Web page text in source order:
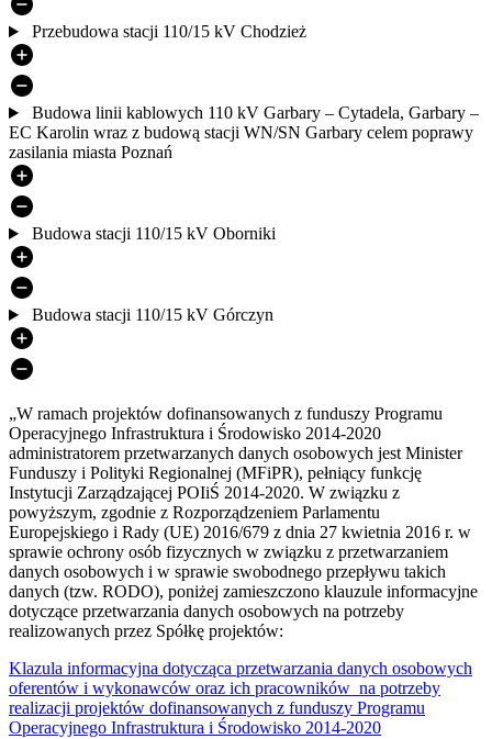
Przebudowa stacji 110/15 kV Chodzież
Budowa linii kablowych 110 kV Garbary – Cytadela, Garbary –
EC Karolin wraz z budową stacji WN/SN Garbary celem poprawy
zasilania miasta Poznań
Budowa stacji 110/15 kV Oborniki
Budowa stacji 110/15 kV Górczyn
„W ramach projektów dofinansowanych z funduszy Programu
Operacyjnego Infrastruktura i Środowisko 2014-2020
administratorem przetwarzanych danych osobowych jest Minister
Funduszy i Polityki Regionalnej (MFiPR), pełniący funkcję
Instytucji Zarządzającej POIiŚ 2014-2020. W związku z
powyższym, zgodnie z Rozporządzeniem Parlamentu
Europejskiego i Rady (UE) 2016/679 z dnia 27 kwietnia 2016 r. w
sprawie ochrony osób fizycznych w związku z przetwarzaniem
danych osobowych i w sprawie swobodnego przepływu takich
danych (tzw. RODO), poniżej zamieszczono klauzule informacyjne
dotyczące przetwarzania danych osobowych na potrzeby
realizowanych przez Spółkę projektów:
Klazula informacyjna dotycząca przetwarzania danych osobowych
oferentów i wykonawców oraz ich pracowników na potrzeby
realizacji projektów dofinansowanych z funduszy Programu
Operacyjnego Infrastruktura i Środowisko 2014-2020